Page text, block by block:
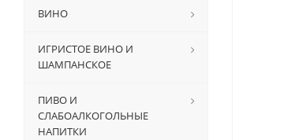
ВИНО
ИГРИСТОЕ ВИНО И
ШАМПАНСКОЕ
ПИВО И
СЛАБОАЛКОГОЛЬНЫЕ
НАПИТКИ